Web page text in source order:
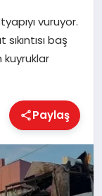
vuruyor.
baş
Paylaş